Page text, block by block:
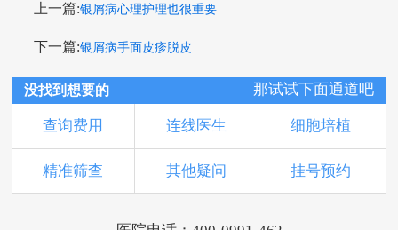
上一篇:银屑病心理护理也很重要
下一篇:银屑病手面皮疹脱皮
没找到想要的 那试试下面通道吧
查询费用 连线医生 细胞培植
精准筛查 其他疑问 挂号预约